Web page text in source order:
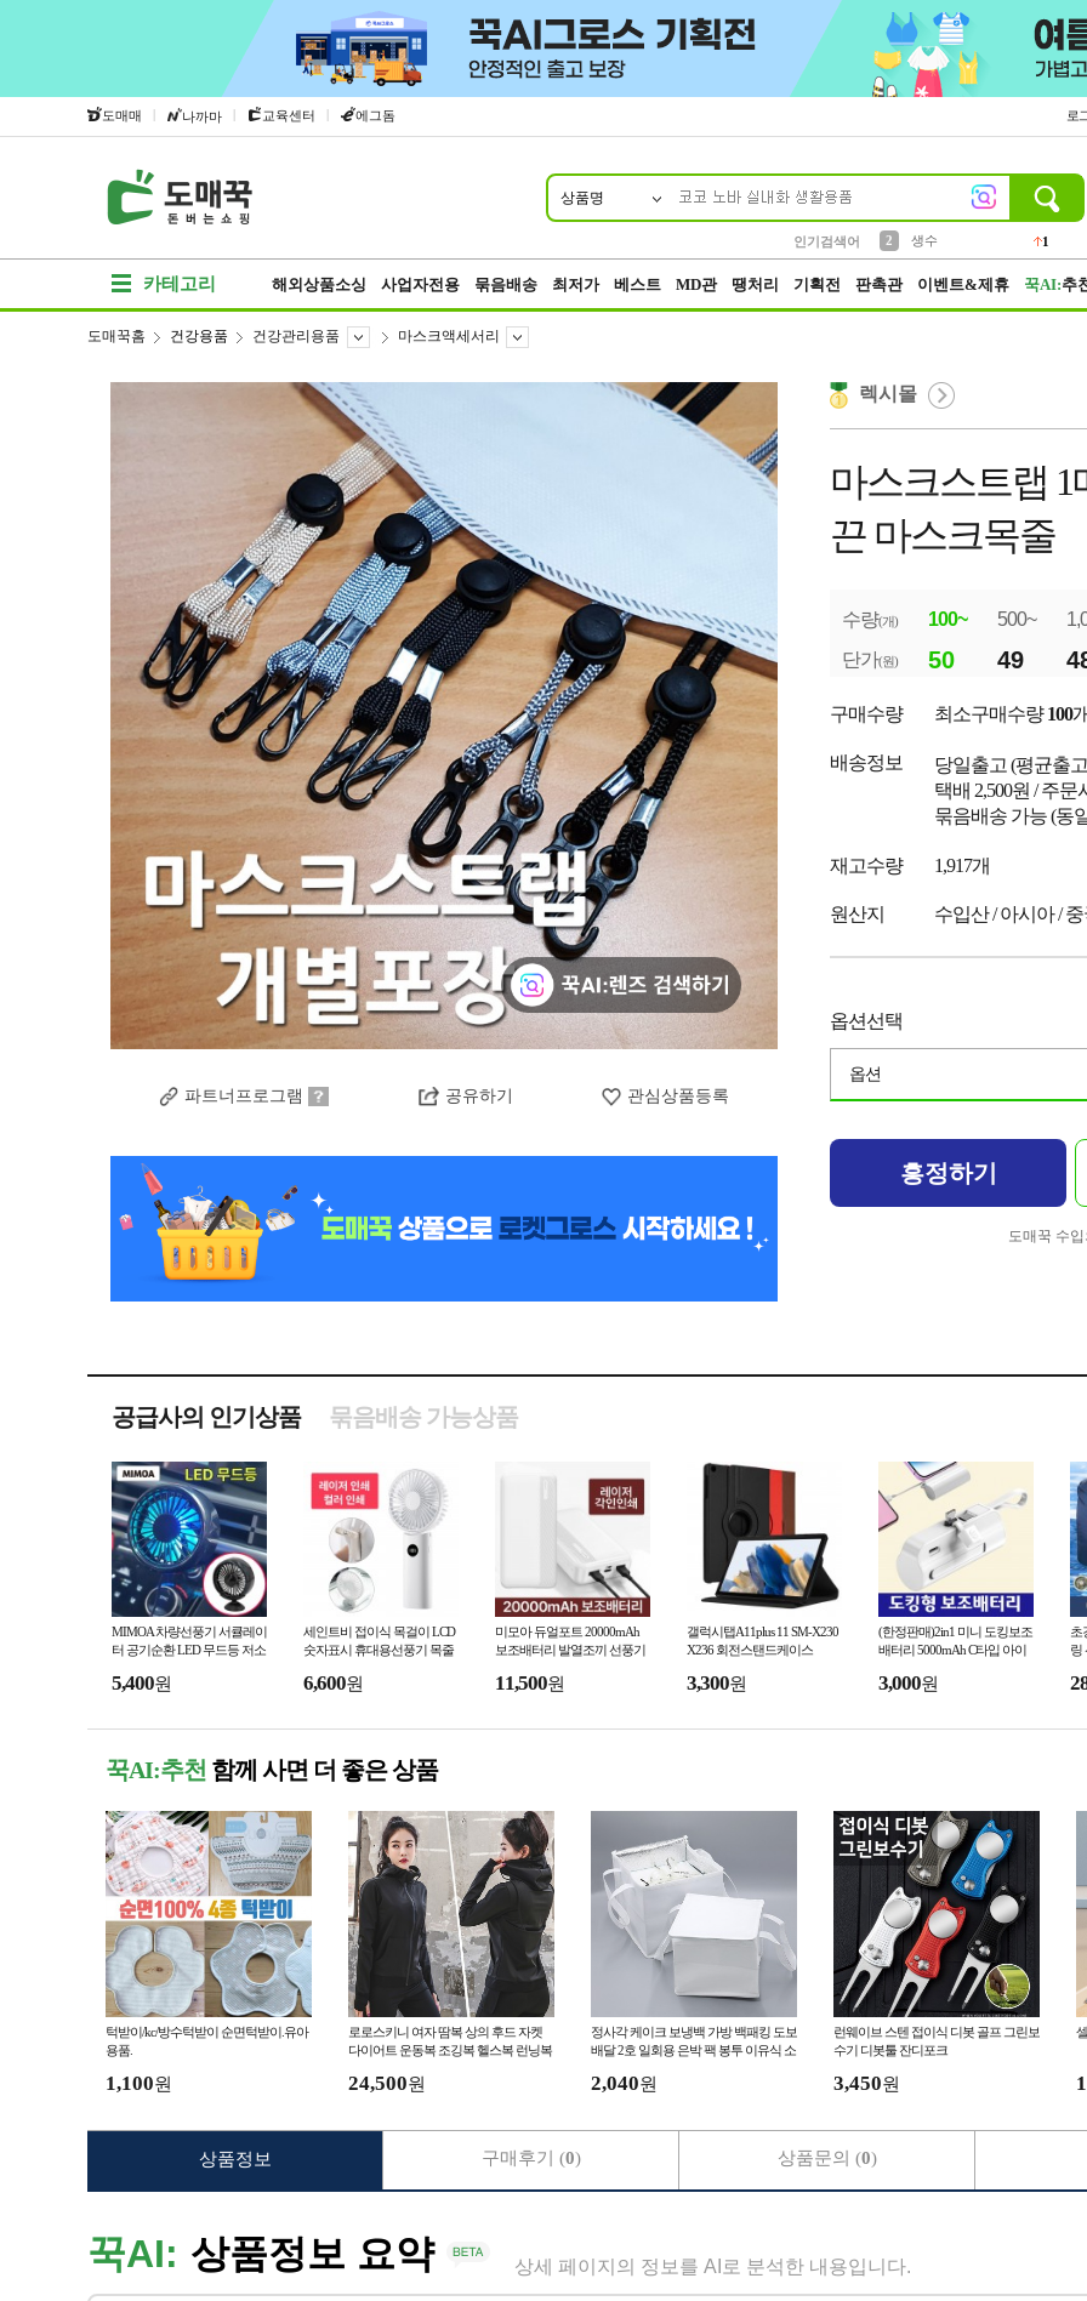
도매매 | 나까마 | 교육센터 | 에그돔 로
상품명
인기검색어
2
생수
1
카테고리 해외상품소싱 사업자전용 묶음배송 최저가 베스트 MD관 땡처리 기획전 판촉관 이벤트&제휴 꾹AI:추
도매꾹홈 건강용품 건강관리용품 마스크액세서리
파트너프로그램 공유하기 관심상품등록
렉시몰
마스크스트랩
끈 마스크목줄
수량(개) 100~ 500~
단가(원) 50 49
구매수량 최소구매수량100
배송정보 당일출고 (평균출
택배 2,500원 / 주문
묶음배송 가능 (동
재고수량 1,917개
원산지 수입산 / 아시아 /
옵션선택
옵션
흥정하기
도매꾹 수
공급사의 인기상품 묶음배송 가능상품
MIMOA 차량선풍기 서큘레이
터 공기순환 LED 무드등 저소
드 거치
5,400원
세인트비 접이식 목걸이 LCD
숫자표시 휴대용선풍기 목줄
6,600원
미모아 듀얼포트 20000mAh
보조배터리 발열조끼 선풍기
11,500원
갤럭시탭A11plus 11 SM-X230
X236 회전스탠드케이스
3,300원
(한정판매)2in1 미니 도킹보조
배터리 5000mAh C타입 아이
량건)
3,000원
초
링
꾹AI:추천 함께 사면 더 좋은 상품
턱받이/kc/방수턱받이 순면턱받이.유아
용품.
1,100원
로로스키니 여자 땀복 상의 후드 자켓
다이어트 운동복 조깅복 헬스복 런닝복
24,500원
정사각 케이크 보냉백 가방 백패킹 도보
배달 2호 일회용 은박 팩 봉투 이유식 소
2,040원
런웨이브 스텐 접이식 디봇 골프 그린보
수기 디봇툴 잔디포크
3,450원
꾹AI: 상품정보 요약 상세 페이지의 정보를 AI로 분석한 내용입니다.
상품정보 구매후기 (0) 상품문의 (0)